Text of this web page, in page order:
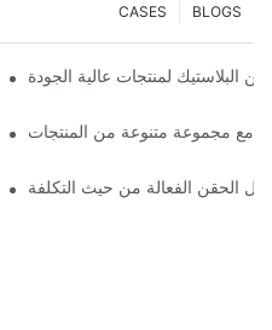
BLOGS
CASES
مورد قوالب الحقن
البلاستيك لمنتجات عالية الجودة
أفضل مصنع للأجزاء
مع مجموعة متنوعة من المنتجات
خدمات
الحقن الفعالة من حيث التكلفة